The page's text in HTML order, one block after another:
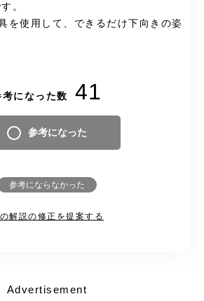
。
を使用して、できるだけ下向きの姿
考になった数 41
参考になった
参考にならなかった
解説の修正を提案する
Advertisement